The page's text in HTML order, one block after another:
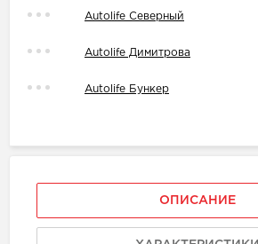
Autolife Северный
Autolife Димитрова
Autolife Бункер
ОПИСАНИЕ